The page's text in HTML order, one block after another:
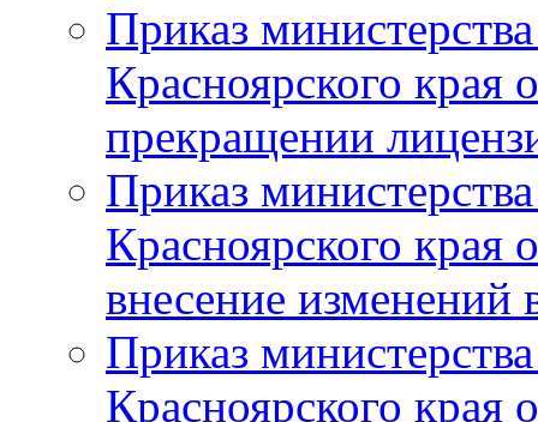
Приказ
Красноярского
прекращении
Приказ
Красноярского
внесение изменений
Приказ
Красноярского